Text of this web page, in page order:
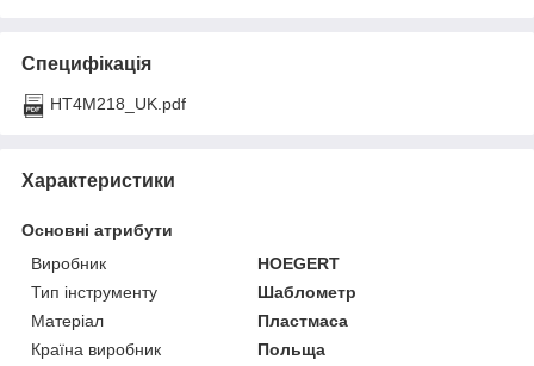
Специфікація
HT4M218_UK.pdf
Характеристики
Основні атрибути
Виробник
HOEGERT
Тип інструменту
Шаблометр
Матеріал
Пластмаса
Країна виробник
Польща